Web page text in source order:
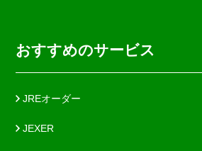
おすすめのサービス
JREオーダー
JEXER